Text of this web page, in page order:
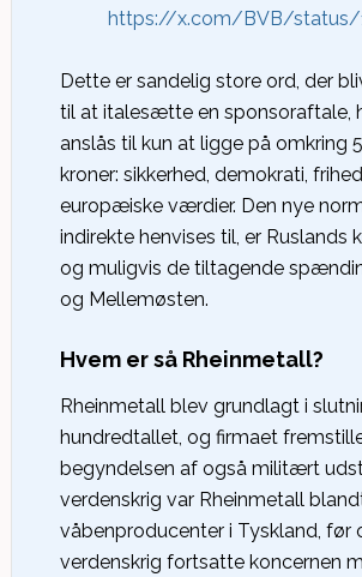
https://x.com/BVB/status/
Dette er sandelig store ord, der
til at italesætte en sponsoraftale,
anslås til kun at ligge på omkring
kroner: sikkerhed, demokrati,
europæiske værdier. Den nye
indirekte henvises til, er Ruslands
og muligvis de tiltagende
og Mellemøsten.
Hvem er så Rheinmetall?
Rheinmetall blev grundlagt i
hundredtallet, og firmaet
begyndelsen af også militært
verdenskrig var Rheinmetall
våbenproducenter i Tyskland, før
verdenskrig fortsatte koncernen